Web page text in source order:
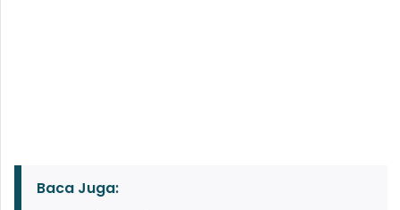
Baca Juga: